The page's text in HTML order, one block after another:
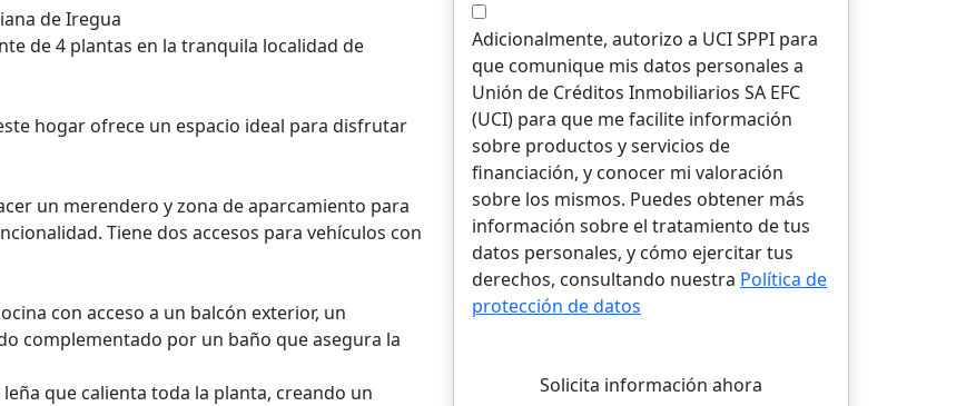
de Iregua
de 4 plantas en la tranquila localidad de
hogar ofrece un espacio ideal para disfrutar
un merendero y zona de aparcamiento para
Tiene dos accesos para vehículos con
con acceso a un balcón exterior, un
complementado por un baño que asegura la
que calienta toda la planta, creando un
Adicionalmente, autorizo a UCI SPPI para
que comunique mis datos personales a
Unión de Créditos Inmobiliarios SA EFC
(UCI) para que me facilite información
sobre productos y servicios de
financiación, y conocer mi valoración
sobre los mismos. Puedes obtener más
información sobre el tratamiento de tus
datos personales, y cómo ejercitar tus
derechos, consultando nuestra Política de
protección de datos
Solicita información ahora